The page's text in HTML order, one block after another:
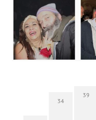
34
39